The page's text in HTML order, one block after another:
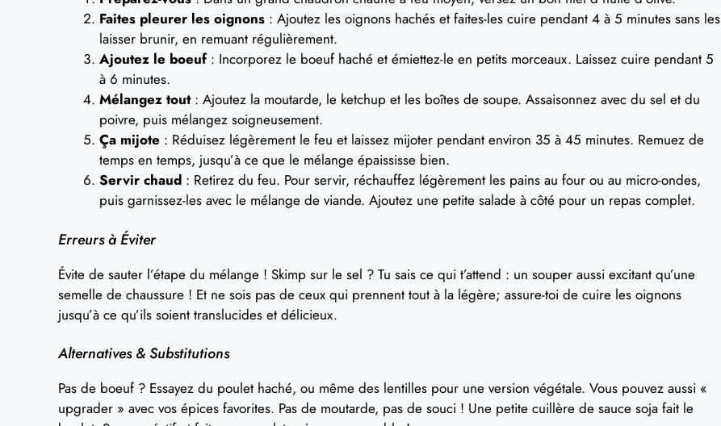
Faites pleurer les oignons : Ajoutez les oignons hachés et faites-les cuire pendant 4 à 5 minutes sans les
laisser brunir, en remuant régulièrement.
Ajoutez le boeuf: Incorporez le boeuf haché et émiettez-le en petits morceaux. Laissez cuire pendant 5
à 6 minutes.
Mélangez tout: Ajoutez la moutarde, le ketchup et les boîtes de soupe. Assaisonnez avec du sel et du
poivre, puis mélangez soigneusement.
Ça mijote : Réduisez légèrement le feu et laissez mijoter pendant environ 35 à 45 minutes. Remuez de
temps en temps, jusqu’à ce que le mélange épaississe bien.
Servir chaud : Retirez du feu. Pour servir, réchauffez légèrement les pains au four ou au micro-ondes,
puis garnissez-les avec le mélange de viande. Ajoutez une petite salade à côté pour un repas complet.
Erreurs à Éviter
Évite de sauter l’étape du mélange ! Skimp sur le sel ? Tu sais ce qui t’attend : un souper aussi excitant qu’une
semelle de chaussure ! Et ne sois pas de ceux qui prennent tout à la légère; assure-toi de cuire les oignons
jusqu’à ce qu’ils soient translucides et délicieux.
Alternatives & Substitutions
Pas de boeuf ? Essayez du poulet haché, ou même des lentilles pour une version végétale. Vous pouvez aussi «
upgrader » avec vos épices favorites. Pas de moutarde, pas de souci ! Une petite cuillère de sauce soja fait le